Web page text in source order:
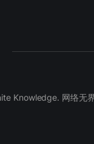
Knowledge. 网络无